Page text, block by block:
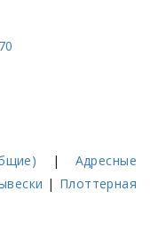
| Адресные
| Плоттерная